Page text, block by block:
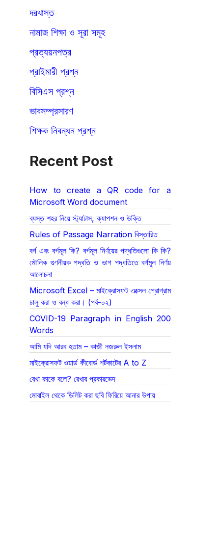
দরখাস্ত
নামাজ শিক্ষা ও সূরা সমূহ
প্রত্যয়নপত্র
প্রাইমারী প্রশ্ন
বিসিএস প্রশ্ন
ভাবসম্প্রসারণ
শিক্ষক নিবন্ধন প্রশ্ন
Recent Post
How to create a QR code for a
Microsoft Word document
ব্যস্ত শহর নিয়ে স্ট্যাটাস, ক্যাপশন ও উক্তি
Rules of Passage Narration বিস্তারিত
বর্গ এবং বর্গমূল কি? বর্গমূল নির্ণয়ের পদ্ধতিগুলো কি কি?
মৌলিক গুণনীয়ক পদ্ধতি ও ভাগ পদ্ধতিতে বর্গমূল নির্ণয়
আলোচনা
Microsoft Excel – মাইক্রোসফট এক্সেল প্রোগ্রাম
চালু করা ও বন্ধ করা। (পর্ব-০২)
COVID-19 Paragraph in English 200
Words
আমি যদি আরব হতাম – কাজী নজরুল ইসলাম
মাইক্রোসফট ওয়ার্ড কীবোর্ড শর্টকাটের A to Z
রেখা কাকে বলে? রেখার প্রকারভেদ
মোবাইল থেকে ডিলিট করা ছবি ফিরিয়ে আনার উপায়